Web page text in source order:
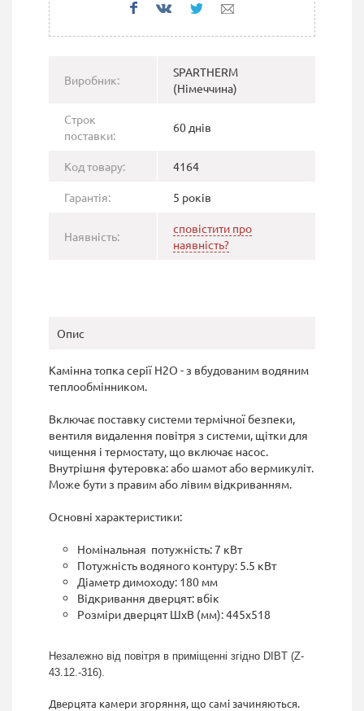
Виробник:
SPARTHERM
(Німеччина)
Строк
поставки:
60 днів
Код товару: 4164
Гарантія: 5 років
Наявність:
сповістити про
наявність?
Опис
Камінна топка серії H2O - з вбудованим водяним
теплообмінником.
Включає поставку системи термічної безпеки,
вентиля видалення повітря з системи, щітки для
чищення і термостату, що включає насос.
Внутрішня футеровка: або шамот або вермикуліт.
Може бути з правим або лівим відкриванням.
Основні характеристики:
Номінальная потужність: 7 кВт
Потужність водяного контуру: 5.5 кВт
Діаметр димоходу: 180 мм
Відкривання дверцят: вбік
Розміри дверцят ШхВ (мм): 445x518
Незалежно від повітря в приміщенні згідно DIBT (Z-
43.12.-316).
Дверцята камери згоряння, що самі зачиняються.